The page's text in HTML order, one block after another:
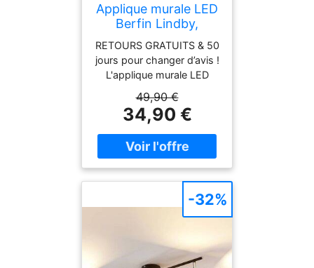
Applique murale LED
Berfin Lindby,
argenté, Chambre à
coucher, Métal,
Moderne, Applique
Murale LED
RETOURS GRATUITS & 50
jours pour changer d’avis !
L'applique murale LED
brillante et dispose d'un
interrupteur intégré. Le
bras flexible permet de
modifier l'orientation de la
49,90 €
34,90 €
-32%